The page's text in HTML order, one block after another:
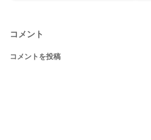
コメント
コメントを投稿